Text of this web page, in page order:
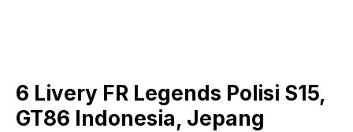
6 Livery FR Legends Polisi S15,
GT86 Indonesia, Jepang